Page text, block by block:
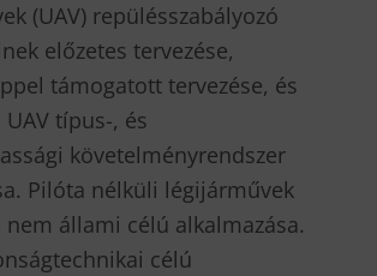
(UAV) repülésszabályozó
előzetes tervezése,
támogatott tervezése, és
típus-, és
követelményrendszer
Pilóta nélküli légijárművek
állami célú alkalmazása.
célú